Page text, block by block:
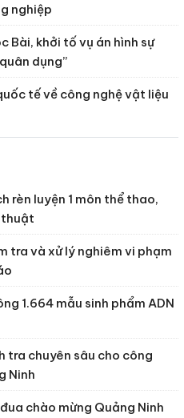
nghiệp
Bài, khởi tố vụ án hình sự
dụng”
tế về công nghệ vật liệu
rèn luyện 1 môn thể thao,
thuật
tra và xử lý nghiêm vi phạm
1.664 mẫu sinh phẩm ADN
tra chuyên sâu cho công
Ninh
chào mừng Quảng Ninh